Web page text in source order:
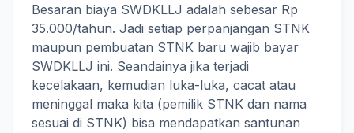
Besaran biaya SWDKLLJ adalah sebesar Rp
35.000/tahun. Jadi setiap perpanjangan STNK
maupun pembuatan STNK baru wajib bayar
SWDKLLJ ini. Seandainya jika terjadi
kecelakaan, kemudian luka-luka, cacat atau
meninggal maka kita (pemilik STNK dan nama
sesuai di STNK) bisa mendapatkan santunan